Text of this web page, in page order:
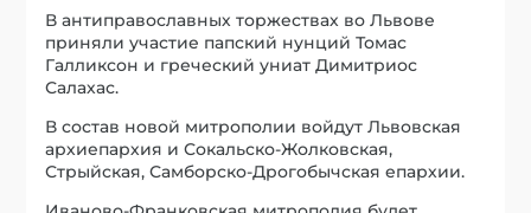
В антиправославных торжествах во Львове
приняли участие папский нунций Томас
Галликсон и греческий униат Димитриос
Салахас.
В состав новой митрополии войдут Львовская
архиепархия и Сокальско-Жолковская,
Стрыйская, Самборско-Дрогобычская епархии.